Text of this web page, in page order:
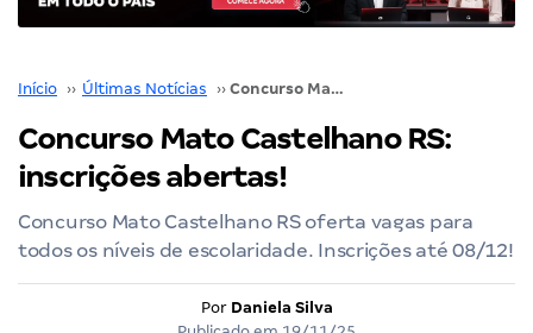
Início ›› Últimas Notícias ›› Concurso Mato Castelhano RS: inscrições abertas!
Concurso Mato Castelhano RS:
inscrições abertas!
Concurso Mato Castelhano RS oferta vagas para
todos os níveis de escolaridade. Inscrições até 08/12!
Por Daniela Silva